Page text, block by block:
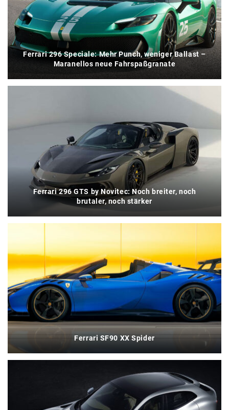
Ferrari 296 Speciale: Mehr Punch, weniger Ballast –
Maranellos neue Fahrspaßgranate
Ferrari 296 GTS by Novitec: Noch breiter, noch
brutaler, noch stärker
Ferrari SF90 XX Spider